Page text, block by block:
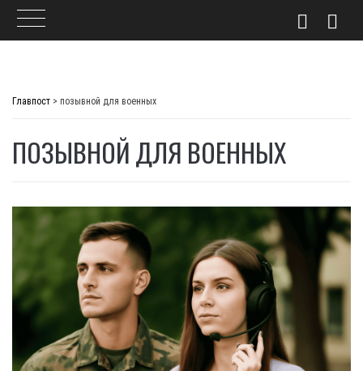
Главпост > позывной для военных
ПОЗЫВНОЙ ДЛЯ ВОЕННЫХ